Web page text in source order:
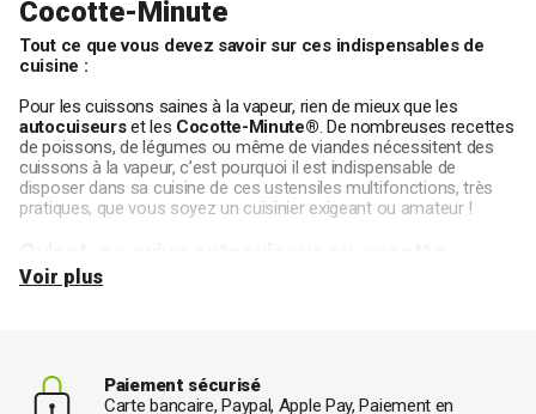
Cocotte-Minute
Tout ce que vous devez savoir sur ces indispensables de
cuisine :
Pour les cuissons saines à la vapeur, rien de mieux que les
autocuiseurset les Cocotte-Minute®. De nombreuses recettes
de poissons, de légumes ou même de viandes nécessitent des
cuissons à la vapeur, c’est pourquoi il est indispensable de
disposer dans sa cuisine de ces ustensiles multifonctions, très
pratiques, que vous soyez un cuisinier exigeant ou amateur !
minute®?
aliments sous pression. Il se compose généralement d'un
récipient en métal (généralement en acier inoxydable ou en
Voir plus
Paiement sécurisé
Carte bancaire, Paypal, Apple Pay, Paiement en